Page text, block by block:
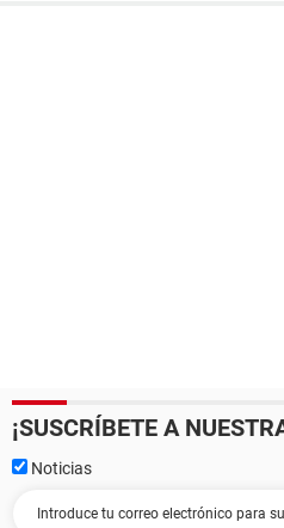
¡SUSCRÍBETE A
Noticias